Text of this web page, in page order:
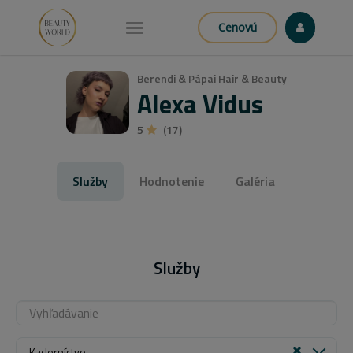
Cenovú
Berendi & Pápai Hair & Beauty
Alexa Vidus
5 (17)
Služby Hodnotenie Galéria
Služby